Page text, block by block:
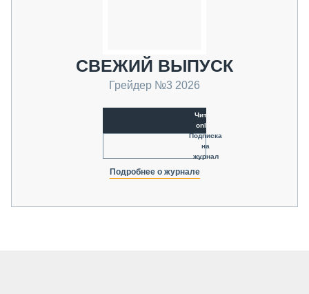
СВЕЖИЙ ВЫПУСК
Грейдер №3 2026
Читать
online
Подписка
на
журнал
Подробнее о журнале